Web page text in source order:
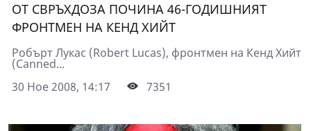
ОТ СВРЪХДОЗА ПОЧИНА 46-ГОДИШНИЯТ
ФРОНТМЕН НА КЕНД ХИЙТ
Робърт Лукас (Robert Lucas), фронтмен на Кенд Хийт
(Canned...
30 Ное 2008, 14:17
7351